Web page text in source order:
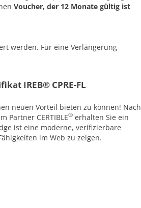
Voucher, der 12 Monate gültig ist
werden. Für eine Verlängerung
IREB® CPRE-FL
neuen Vorteil bieten zu können! Nach
Partner CERTIBLE® erhalten Sie ein
ist eine moderne, verifizierbare
im Web zu zeigen.